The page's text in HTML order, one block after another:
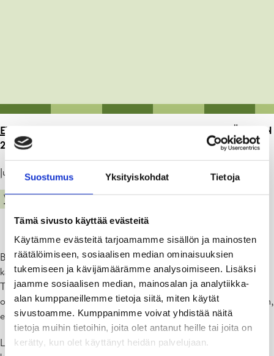
Suostumus Yksityiskohdat Tietoja
Tämä sivusto käyttää evästeitä
Käytämme evästeitä tarjoamamme sisällön ja mainosten
räätälöimiseen, sosiaalisen median ominaisuuksien
tukemiseen ja kävijämäärämme analysoimiseen. Lisäksi
jaamme sosiaalisen median, mainosalan ja analytiikka-
alan kumppaneillemme tietoja siitä, miten käytät
sivustoamme. Kumppanimme voivat yhdistää näitä
tietoja muihin tietoihin, joita olet antanut heille tai joita on
kerätty, kun olet käyttänyt heidän palvelujaan.
ETUSIVU
KALATIET AVATTIIN JÄLLEEN
2023
Julkaistu: 10.05.23
VESISTÖVISIO
Billnäsin ja Åminneforsin kalatiet avattiin neljättä kertaa 2.5. Nyt
kalat voivat jälleen ohittaa voimalaitoksen padot kalateiden kautta.
Tänä vuonna uutta on se, että kalojen alasvaellus voimalaitosten ohi
on parannettu. Niitä seurataan tarkasti kauden aikana varmistaakseen,
että toimenpiteet toimivat. Tervetuloa tutustumaan kalateihin.
Lohikalat Karjaanjokeen 2030-vesistövisio vuosille 2022–2029 on